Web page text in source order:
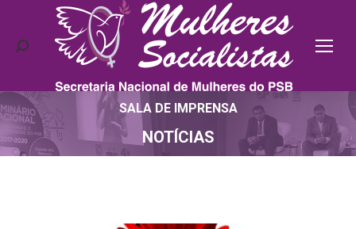
Search:
SALA DE IMPRENSA
NOTÍCIAS
Você está aqui: